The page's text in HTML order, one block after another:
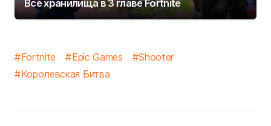
Все хранилища в 3 главе Fortnite
Fortnite Epic Games
Shooter
Королевская Битва